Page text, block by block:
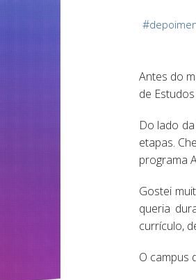
#
Antes do
de
Do lado
etapas.
programa
Gostei
queria
currículo,
O campus